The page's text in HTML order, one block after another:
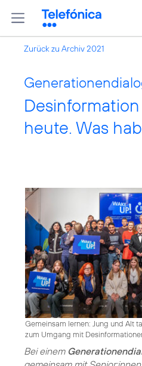
Zurück zu Archiv 2021
heute. Was
Gemeinsam lernen: Jung und Alt
zum Umgang mit
Bei einem